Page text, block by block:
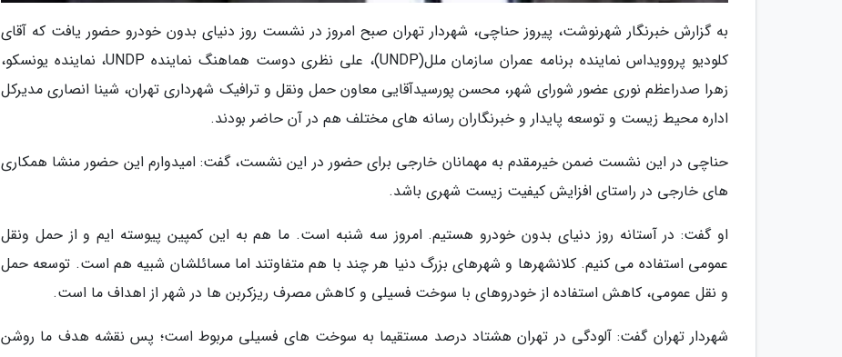
به گزارش خبرنگار شهرنوشت، پیروز حناچی، شهردار تهران صبح امروز در نشست روز دنیای بدون خودرو حضور یافت که آقای
کلودیو پروویداس نماینده برنامه عمران سازمان ملل(UNDP)، علی نظری دوست هماهنگ نماینده UNDP، نماینده یونسکو،
زهرا صدراعظم نوری عضور شورای شهر، محسن پورسیدآقایی معاون حمل ونقل و ترافیک شهرداری تهران، شینا انصاری مدیرکل
اداره محیط زیست و توسعه پایدار و خبرنگاران رسانه های مختلف هم در آن حاضر بودند.
حناچی در این نشست ضمن خیرمقدم به مهمانان خارجی برای حضور در این نشست، گفت: امیدوارم این حضور منشا همکاری
های خارجی در راستای افزایش کیفیت زیست شهری باشد.
او گفت: در آستانه روز دنیای بدون خودرو هستیم. امروز سه شنبه است. ما هم به این کمپین پیوسته ایم و از حمل ونقل
عمومی استفاده می کنیم. کلانشهرها و شهرهای بزرگ دنیا هر چند با هم متفاوتند اما مسائلشان شبیه هم است. توسعه حمل
و نقل عمومی، کاهش استفاده از خودروهای با سوخت فسیلی و کاهش مصرف ریزکربن ها در شهر از اهداف ما است.
شهردار تهران گفت: آلودگی در تهران هشتاد درصد مستقیما به سوخت های فسیلی مربوط است؛ پس نقشه هدف ما روشن